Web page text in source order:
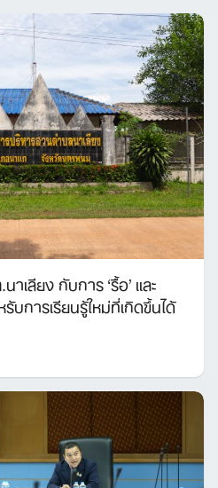
เลียง กับการ ‘รื้อ’ และ
บการเรียนรู้ใหม่ที่เกิดขึ้นได้